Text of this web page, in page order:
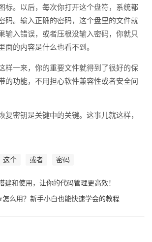
标。以后，每次你打开这个盘符，系统都
码。输入正确的密码，这个盘里的文件就
输入错误，或者压根没输入密码，你就只
面的内容是什么也看不到。
样一来，你的重要文件就得到了很好的保
的功能，不用担心软件兼容性或者安全问
复密钥是关键中的关键。这事儿就这样，
这个 或者 密码
建和使用，让你的代码管理更高效！
么用？新手小白也能快速学会的教程